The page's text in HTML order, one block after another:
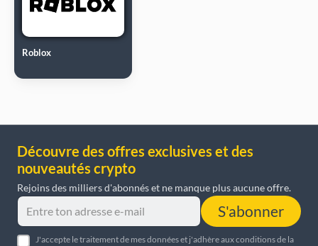
Roblox
Découvre des offres exclusives et des
nouveautés crypto
Rejoins des milliers d'abonnés et ne manque plus aucune offre.
S'abonner
J'accepte le traitement de mes données et j'adhère aux conditions de la